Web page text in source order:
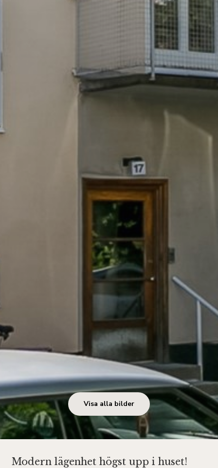
Visa alla bilder
Modern lägenhet högst upp i huset!